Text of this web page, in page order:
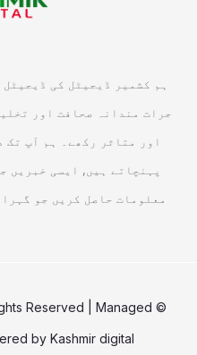
ہم کشمیر ڈیجیٹل کی
جرات مندانہ صحافت اور
اور متاثر رکھے۔ ہم آپ تک
پہنچاتے ہیں, ایسی خبریں
معلومات حاصل کریں جو
Reserved | Managed
by Kashmir digital